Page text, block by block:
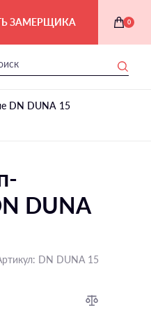
ЗАМЕРЩИКА 0
DN DUNA 15
DUNA
DN DUNA 15